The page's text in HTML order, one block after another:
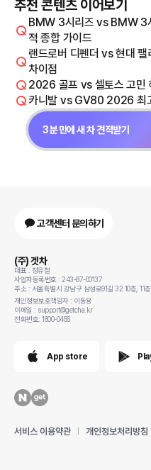
추천 콘텐츠 이어보기
BMW 3시리즈 vs BMW 3
적 종합 가이드
랜드로버 디펜더 vs 현대
차이점
2026 골프 vs 셀토스 고민
카니발 vs GV80 2026 최
3분 만에 새 차 견적받기
고객센터 문의하기
(주) 겟차
대표 : 정유철
사업자등록번호 : 243-87-00137
주소 : 서울특별시 강남구 삼성로91길 32 10층, 11
개인정보보호책임자 : 이동용
이메일 : support@getcha.kr
전화번호: 1800-0456
App store
서비스 이용약관 개인정보처리방침